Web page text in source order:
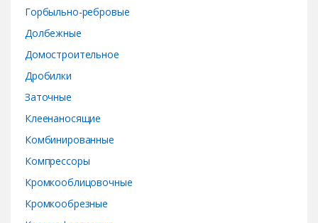
Горбыльно-ребровые
Долбежные
Домостроительное
Дробилки
Заточные
Клеенаносящие
Комбинированные
Компрессоры
Кромкооблицовочные
Кромкообрезные